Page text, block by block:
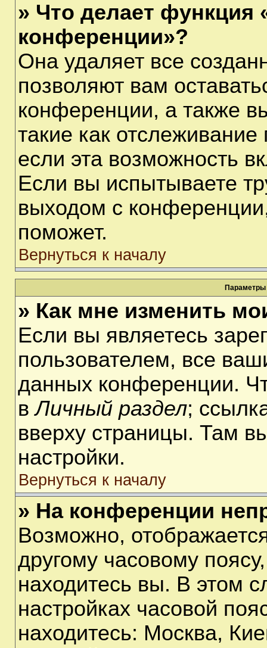
» Что делает функция
конференции»?
Она удаляет все
позволяют вам
конференции, а также
такие как
если эта возможность
Если вы испытываете
выходом с
поможет.
Вернуться к началу
Параметры
» Как мне изменить
Если вы являетесь
пользователем, все
данных конференции.
вЛичный раздел;
вверху страницы. Там
настройки.
Вернуться к началу
» На конференции
Возможно,
другому часовому
находитесь вы. В этом
настройках часовой
находитесь: Москва,